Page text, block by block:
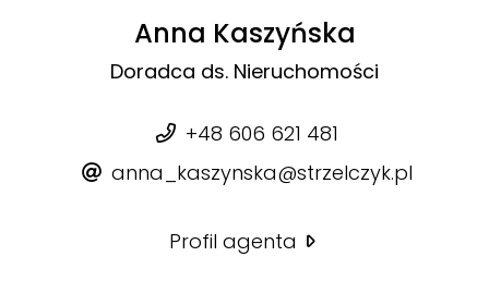
Anna Kaszyńska
Doradca ds. Nieruchomości
+48 606 621 481
anna_kaszynska@strzelczyk.pl
Profil agenta